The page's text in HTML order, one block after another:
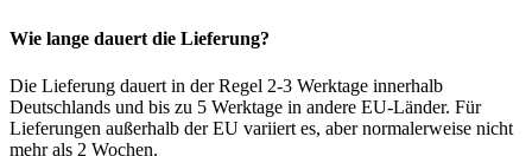
Wie lange dauert die Lieferung?
Die Lieferung dauert in der Regel 2-3 Werktage innerhalb
Deutschlands und bis zu 5 Werktage in andere EU-Länder. Für
Lieferungen außerhalb der EU variiert es, aber normalerweise nicht
mehr als 2 Wochen.